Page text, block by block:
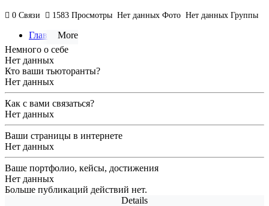
Связи
0 Просмотры
1583 Фото
Нет данных Группы
Нет данных
Главная
Активность
About
Связи
Группы
Блоги
More
Немного о себе
Нет данных
Кто ваши тьюторанты?
Нет данных
Как с вами связаться?
Нет данных
Ваши страницы в интернете
Нет данных
Ваше портфолио, кейсы, достижения
Нет данных
Больше публикаций действий нет.
Details